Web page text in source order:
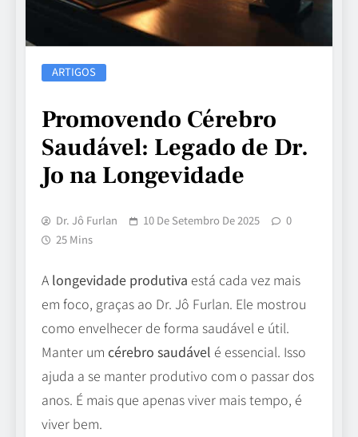
ARTIGOS
Promovendo Cérebro
Saudável: Legado de Dr.
Jo na Longevidade
Dr. Jô Furlan 10 De Setembro De 2025
0
25 Mins
A longevidade produtiva está cada vez mais
em foco, graças ao Dr. Jô Furlan. Ele mostrou
como envelhecer de forma saudável e útil.
Manter um cérebro saudável é essencial. Isso
ajuda a se manter produtivo com o passar dos
anos. É mais que apenas viver mais tempo, é
viver bem.